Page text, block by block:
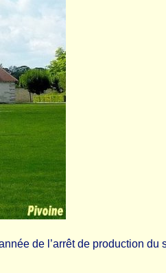
de l’arrêt de production du